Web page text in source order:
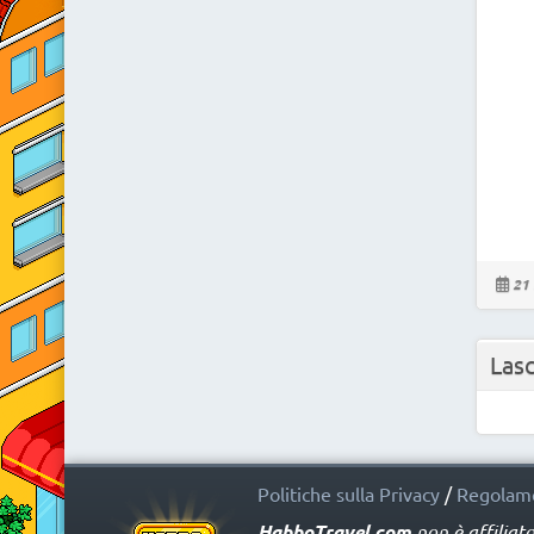
21
Politiche sulla Privacy/